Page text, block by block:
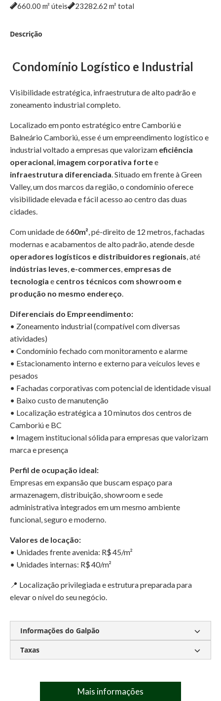
660.00 m² úteis 23282.62 m² total
Descrição
Condomínio Logístico e Industrial
Visibilidade estratégica, infraestrutura de alto padrão e
zoneamento industrial completo.
Localizado em ponto estratégico entre Camboriú e
Balneário Camboriú, esse é um empreendimento logístico e
industrial voltado a empresas que valorizam eficiência
operacional imagem corporativa fortee
infraestrutura diferenciada . Situado em frente à Green
Valley, um dos marcos da região, o condomínio oferece
visibilidade elevada e fácil acesso ao centro das duas
cidades.
Com unidade de 660m² , pé-direito de 12 metros, fachadas
modernas e acabamentos de alto padrão, atende desde
operadores logísticos e distribuidores regionais , até
indústrias leves e-commerces empresas de
tecnologia e centros técnicos com showroom e
produção no mesmo endereço
Diferenciais do Empreendimento:
• Zoneamento industrial (compatível com diversas
atividades)
• Condomínio fechado com monitoramento e alarme
• Estacionamento interno e externo para veículos leves e
pesados
• Fachadas corporativas com potencial de identidade visual
• Baixo custo de manutenção
• Localização estratégica a 10 minutos dos centros de
Camboriú e BC
• Imagem institucional sólida para empresas que valorizam
marca e presença
Perfil de ocupação ideal:
Empresas em expansão que buscam espaço para
armazenagem, distribuição, showroom e sede
administrativa integrados em um mesmo ambiente
funcional, seguro e moderno.
Valores de locação:
• Unidades frente avenida: R$ 45/m²
• Unidades internas: R$ 40/m²
📍 Localização privilegiada e estrutura preparada para
elevar o nível do seu negócio.
Informações do Galpão
Pé-direito livre: 12 metros
• Docas elevadas com niveladoras hidráulicas
Taxas
Sob consultaMais informações